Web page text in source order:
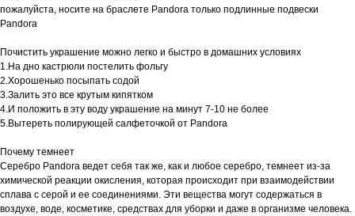
пожалуйста, носите на браслете Pandora только подлинные подвески
Pandora
Почистить украшение можно легко и быстро в домашних условиях
1.На дно кастрюли постелить фольгу
2.Хорошенько посыпать содой
3.Залить это все крутым кипятком
4.И положить в эту воду украшение на минут 7-10 не более
5.Вытереть полирующей салфеточкой от Pandora
Почему темнеет
Серебро Pandora ведет себя так же, как и любое серебро, темнеет из-за
химической реакции окисления, которая происходит при взаимодействии
сплава с серой и ее соединениями. Эти вещества могут содержаться в
воздухе, воде, косметике, средствах для уборки и даже в организме человека.